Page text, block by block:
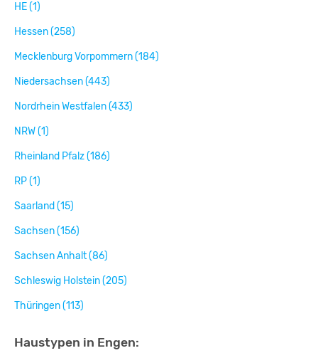
HE (1)
Hessen (258)
Mecklenburg Vorpommern (184)
Niedersachsen (443)
Nordrhein Westfalen (433)
NRW (1)
Rheinland Pfalz (186)
RP (1)
Saarland (15)
Sachsen (156)
Sachsen Anhalt (86)
Schleswig Holstein (205)
Thüringen (113)
Haustypen in Engen: